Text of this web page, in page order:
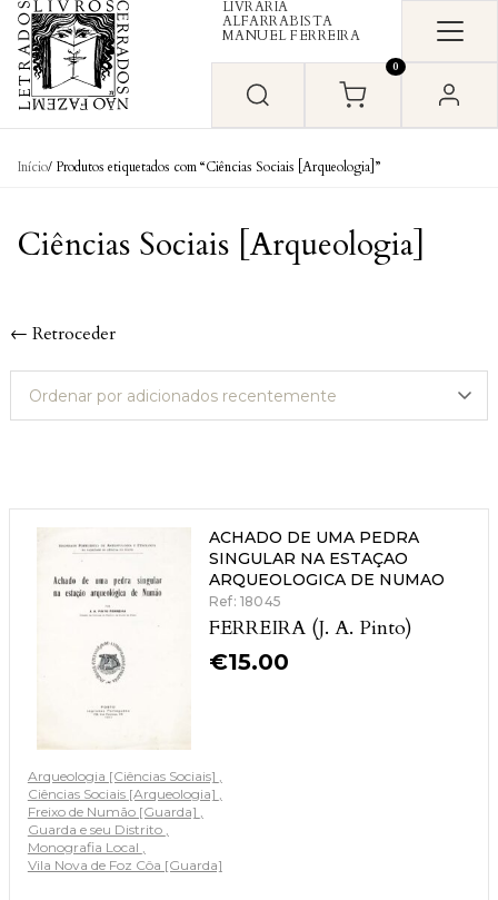
Skip to content
LIVRARIA
ALFARRABISTA
MANUEL FERREIRA
0
Início/ Produtos etiquetados com “Ciências Sociais [Arqueologia]”
Ciências Sociais [Arqueologia]
← Retroceder
ACHADO DE UMA PEDRA
SINGULAR NA ESTAÇAO
ARQUEOLOGICA DE NUMAO
Ref: 18045
FERREIRA (J. A. Pinto)
€15.00
Arqueologia [Ciências Sociais]
Ciências Sociais [Arqueologia]
Freixo de Numão [Guarda]
Guarda e seu Distrito
Monografia Local
Vila Nova de Foz Côa [Guarda]